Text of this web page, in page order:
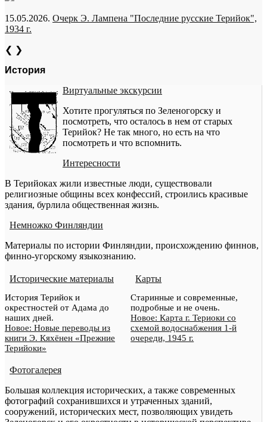
15.05.2026. Очерк Э. Лампена "Последние русские Терийок",
1934 г.
❮ ❯
История
Виртуальные экскурсии
Хотите прогуляться по Зеленогорску и
посмотреть, что осталось в нем от старых
Терийок? Не так много, но есть на что
посмотреть и что вспомнить.
Интересности
В Терийоках жили известные люди, существовали
религиозные общины всех конфессий, строились красивые
здания, бурлила общественная жизнь.
Немножко Финляндии
Материалы по истории Финляндии, происхождению финнов,
финно-угорскому языкознанию.
Исторические материалы
История Терийок и
окрестностей от Адама до
наших дней.
Новое: Новые переводы из
книги Э. Кяхёнен «Прежние
Терийоки»
Карты
Старинные и современные,
подробные и не очень.
Новое: Карта г. Териоки со
схемой водоснабжения 1-й
очереди, 1945 г.
Фотогалерея
Большая коллекция исторических, а также современных
фотографий сохранившихся и утраченных зданий,
сооружений, исторических мест, позволяющих увидеть